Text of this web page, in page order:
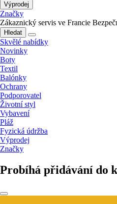
Výprodej
Značky
Zákaznický servis ve Francie
Hledat
Skvělé nabídky
Novinky
Boty
Textil
Balónky
Ochrany
Podporovatel
Životní styl
Vybavení
Pláž
Fyzická údržba
Výprodej
Značky
Probíhá přidávání do